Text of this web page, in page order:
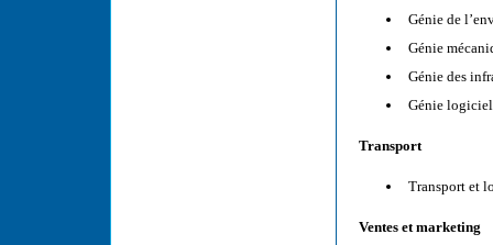
Génie de
Génie
Génie des
Génie
Transport
Transport et
Ventes et marketing